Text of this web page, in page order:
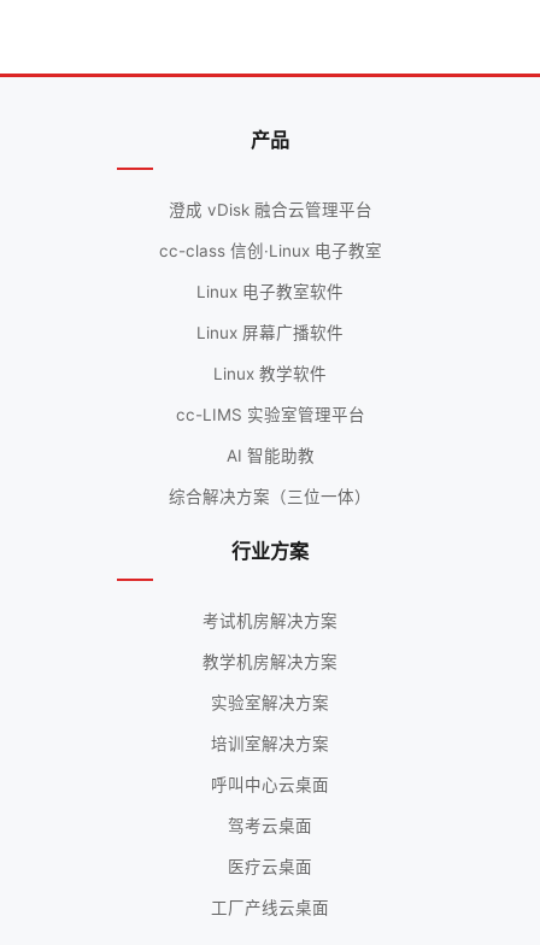
产品
澄成 vDisk 融合云管理平台
cc-class 信创·Linux 电子教室
Linux 电子教室软件
Linux 屏幕广播软件
Linux 教学软件
cc-LIMS 实验室管理平台
AI 智能助教
综合解决方案（三位一体）
行业方案
考试机房解决方案
教学机房解决方案
实验室解决方案
培训室解决方案
呼叫中心云桌面
驾考云桌面
医疗云桌面
工厂产线云桌面